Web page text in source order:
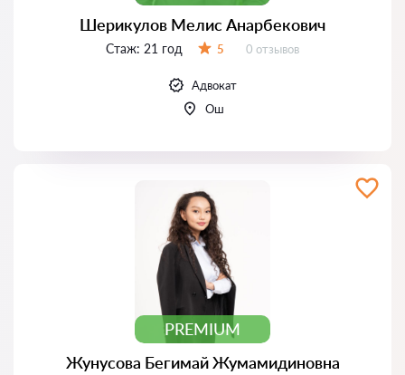
Шерикулов Мелис Анарбекович
Стаж: 21 год 5 Отзывов:
0 отзывов
Адвокат
Ош
PREMIUM
Жунусова Бегимай Жумамидиновна